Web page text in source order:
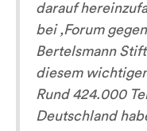
darauf
bei ,Forum
Bertelsmann
diesem
Rund 424.000
Deutschland